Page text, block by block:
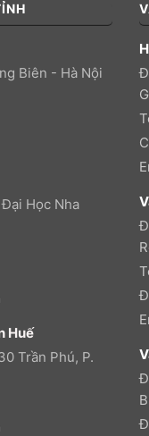
Biên - Hà Nội
Học Nha
Huế
Trần Phú, P.